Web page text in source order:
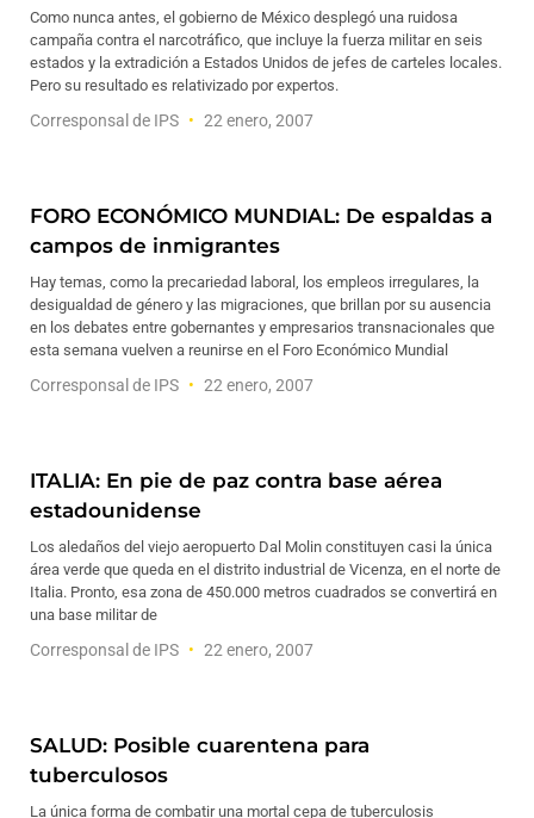
Como nunca antes, el gobierno de México desplegó una ruidosa
campaña contra el narcotráfico, que incluye la fuerza militar en seis
estados y la extradición a Estados Unidos de jefes de carteles locales.
Pero su resultado es relativizado por expertos.
Corresponsal de IPS 22 enero, 2007
FORO ECONÓMICO MUNDIAL: De espaldas a
campos de inmigrantes
Hay temas, como la precariedad laboral, los empleos irregulares, la
desigualdad de género y las migraciones, que brillan por su ausencia
en los debates entre gobernantes y empresarios transnacionales que
esta semana vuelven a reunirse en el Foro Económico Mundial
Corresponsal de IPS 22 enero, 2007
ITALIA: En pie de paz contra base aérea
estadounidense
Los aledaños del viejo aeropuerto Dal Molin constituyen casi la única
área verde que queda en el distrito industrial de Vicenza, en el norte de
Italia. Pronto, esa zona de 450.000 metros cuadrados se convertirá en
una base militar de
Corresponsal de IPS 22 enero, 2007
SALUD: Posible cuarentena para
tuberculosos
La única forma de combatir una mortal cepa de tuberculosis